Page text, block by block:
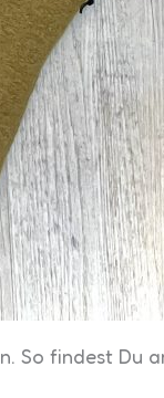
So findest Du